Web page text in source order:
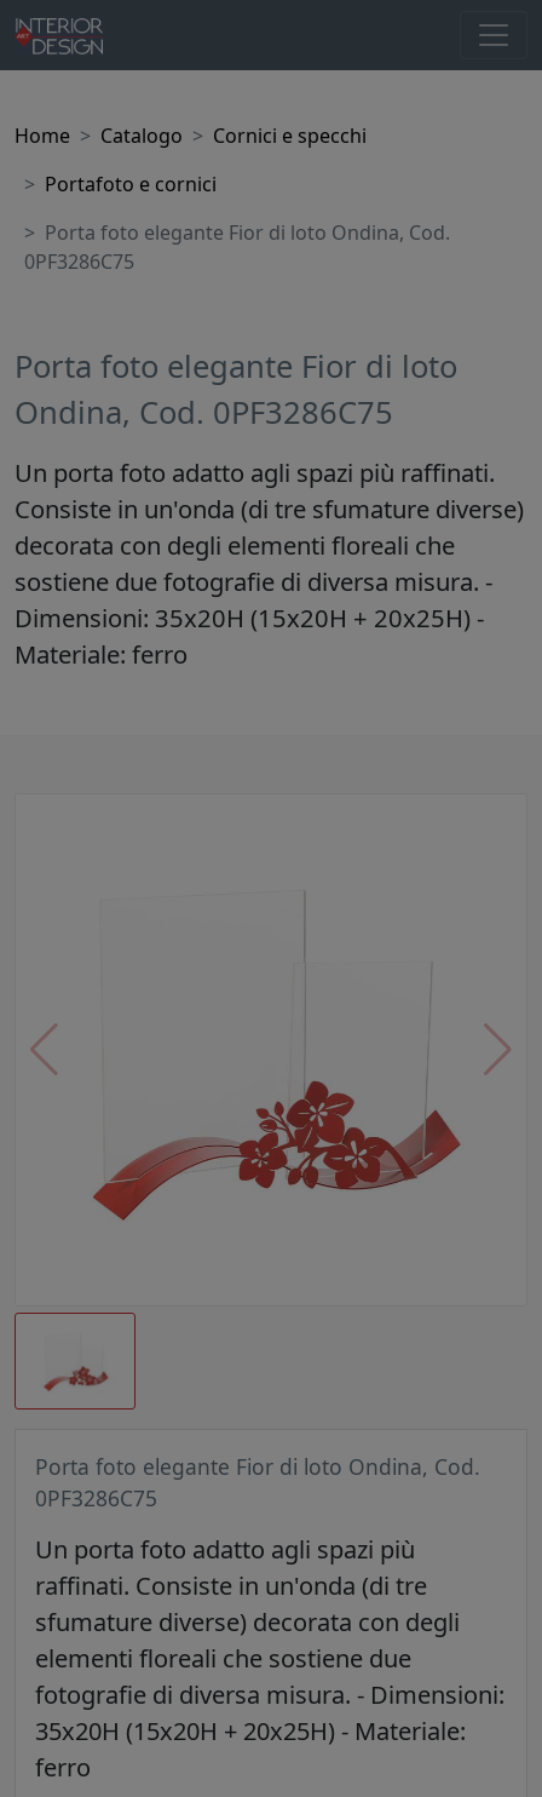
Home Catalogo
Cornici e specchi
Portafoto e cornici
Porta foto elegante Fior di loto Ondina, Cod.
0PF3286C75
Porta foto elegante Fior di loto
Ondina, Cod. 0PF3286C75
Un porta foto adatto agli spazi più raffinati.
Consiste in un'onda (di tre sfumature diverse)
decorata con degli elementi floreali che
sostiene due fotografie di diversa misura. -
Dimensioni: 35x20H (15x20H + 20x25H) -
Materiale: ferro
Porta foto elegante Fior di loto Ondina, Cod.
0PF3286C75
Un porta foto adatto agli spazi più
raffinati. Consiste in un'onda (di tre
sfumature diverse) decorata con degli
elementi floreali che sostiene due
fotografie di diversa misura. - Dimensioni:
35x20H (15x20H + 20x25H) - Materiale:
ferro